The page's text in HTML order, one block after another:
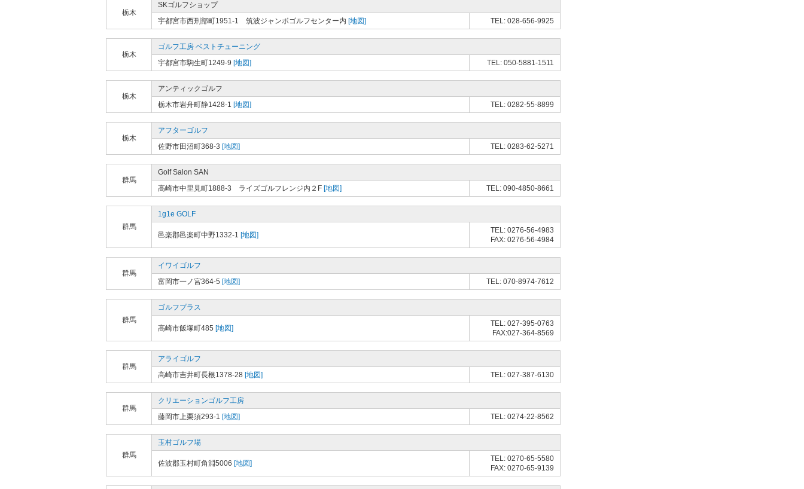
栃木
SKゴルフショップ
宇都宮市西刑部町1951-1 筑波ジャンボゴルフセンター内 [地図] TEL: 028-656-9925
栃木
ゴルフ工房 ベストチューニング
宇都宮市駒生町1249-9 [地図] TEL: 050-5881-1511
栃木
アンティックゴルフ
栃木市岩舟町静1428-1 [地図] TEL: 0282-55-8899
栃木
アフターゴルフ
佐野市田沼町368-3 [地図] TEL: 0283-62-5271
群馬
Golf Salon SAN
高崎市中里見町1888-3 ライズゴルフレンジ内２F [地図] TEL: 090-4850-8661
群馬
1g1e GOLF
邑楽郡邑楽町中野1332-1 [地図]
TEL: 0276-56-4983
FAX: 0276-56-4984
群馬
イワイゴルフ
富岡市一ノ宮364-5 [地図] TEL: 070-8974-7612
群馬
ゴルフプラス
高崎市飯塚町485 [地図]
TEL: 027-395-0763
FAX:027-364-8569
群馬
アライゴルフ
高崎市吉井町長根1378-28 [地図] TEL: 027-387-6130
群馬
クリエーションゴルフ工房
藤岡市上栗須293-1 [地図] TEL: 0274-22-8562
群馬
玉村ゴルフ場
佐波郡玉村町角淵5006 [地図]
TEL: 0270-65-5580
FAX: 0270-65-9139